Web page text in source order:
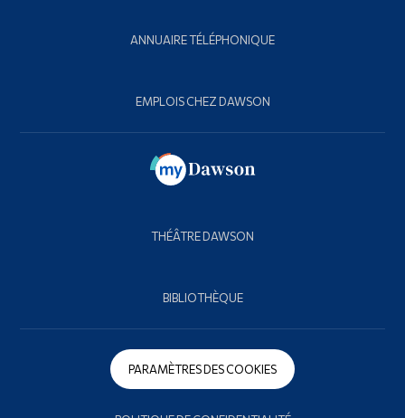
ANNUAIRE TÉLÉPHONIQUE
EMPLOIS CHEZ DAWSON
THÉÂTRE DAWSON
BIBLIOTHÈQUE
PARAMÈTRES DES COOKIES